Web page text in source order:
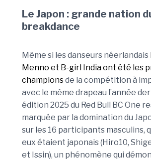
Le Japon : grande nation
breakdance
Même si les danseurs néerlandais
Menno et B-girl India ont été les
championsde la compétition à
avec le même drapeau l’année
édition 2025 du Red Bull BC One
marquée par la domination du
sur les 16 participants masculins,
eux étaient japonais (Hiro10,
et Issin), un phénomène qui